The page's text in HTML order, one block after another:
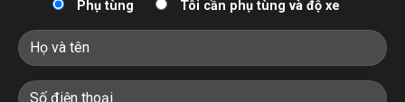
Phụ tùng Tôi cần phụ tùng và độ xe